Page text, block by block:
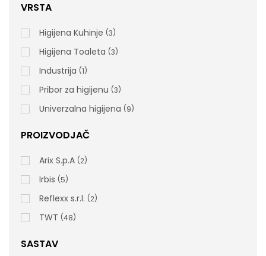
CEVKO – Sredstvo Za Otpušavanje Odvoda 1L
390,00 rsd
Šifra artikla: 220207
VRSTA
Higijena Kuhinje 3
Higijena Toaleta 3
Industrija 1
Pribor za higijenu 3
Univerzalna higijena 9
PROIZVODJAČ
Arix S.p.A 2
Irbis 5
Reflexx s.r.l. 2
TWT 48
SASTAV